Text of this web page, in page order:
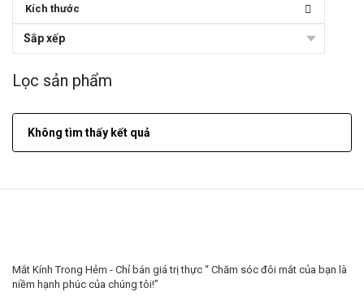
Kích thước
Sắp xếp
Lọc sản phẩm
Không tìm thấy kết quả
Mắt Kính Trong Hẻm - Chỉ bán giá trị thực “ Chăm sóc đôi mắt của bạn là
niềm hạnh phúc của chúng tôi!”